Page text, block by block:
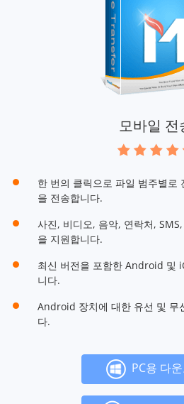
모바일 전
한 번의 클릭으로 파일 범주별로
을 전송합니다.
사진, 비디오, 음악, 연락처,
을 지원합니다.
최신 버전을 포함한 Android 및
니다.
Android 장치에 대한 유선 및 무
다.
PC용 다